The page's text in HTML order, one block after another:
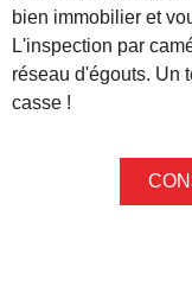
bien immobilier et
L'inspection par
réseau d'égouts. Un
casse !